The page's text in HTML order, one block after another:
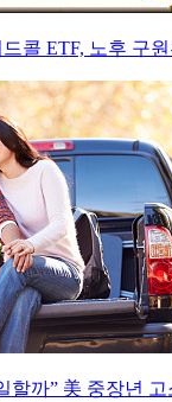
콜 ETF, 노후 구
할까” 美 중장년